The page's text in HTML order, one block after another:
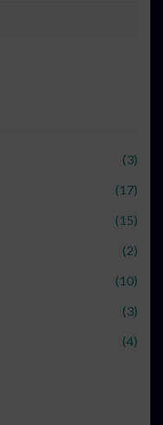
(3)
(17)
(15)
(2)
(10)
(3)
(4)